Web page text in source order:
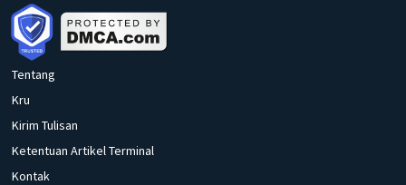
Tentang
Kru
Kirim Tulisan
Ketentuan Artikel Terminal
Kontak